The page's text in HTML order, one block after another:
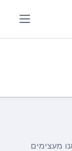
מעצימים